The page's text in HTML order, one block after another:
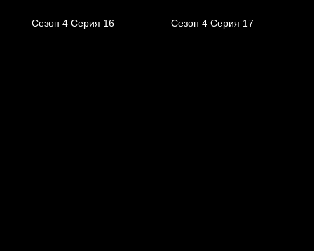
Сезон 4 Серия 16 Сезон 4 Серия 17